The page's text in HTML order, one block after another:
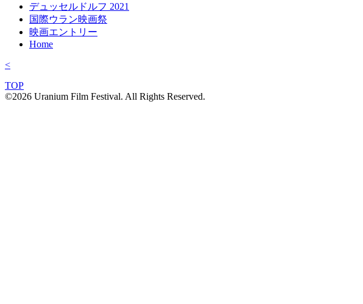
デュッセルドルフ 2021
国際ウラン映画祭
映画エントリー
Home
<
TOP
©2026 Uranium Film Festival. All Rights Reserved.